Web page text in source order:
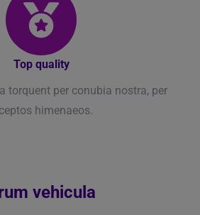
Top quality
torquent per conubia nostra, per
himenaeos.
vehicula